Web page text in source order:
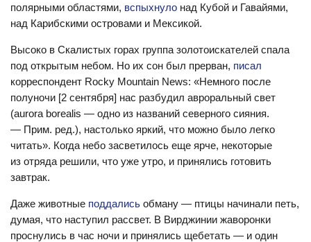
полярными областями, вспыхнуло над Кубой и Гавайями,
над Карибскими островами и Мексикой.
Высоко в Скалистых горах группа золотоискателей спала
под открытым небом. Но их сон был прерван, писал
корреспондент Rocky Mountain News: «Немного после
полуночи [2 сентября] нас разбудил авроральный свет
(aurora borealis — одно из названий северного сияния.
— Прим. ред.), настолько яркий, что можно было легко
читать». Когда небо засветилось еще ярче, некоторые
из отряда решили, что уже утро, и принялись готовить
завтрак.
Даже животные поддались обману — птицы начинали петь,
думая, что наступил рассвет. В Вирджинии жаворонки
проснулись в час ночи и принялись щебетать — и один